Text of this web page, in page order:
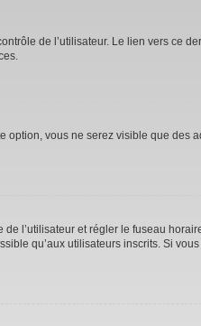
de l’utilisateur. Le lien vers ce
option, vous ne serez visible que des
l’utilisateur et régler le fuseau
qu’aux utilisateurs inscrits. Si vous